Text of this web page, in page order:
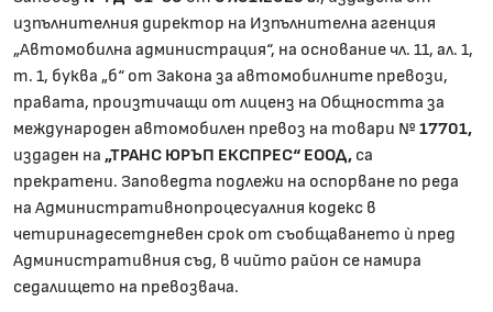
изпълнителния директор на Изпълнителна агенция
„Автомобилна администрация“, на основание чл. 11, ал. 1,
т. 1, буква „б“ от Закона за автомобилните превози,
правата, произтичащи от лиценз на Общността за
международен автомобилен превоз на товари № 17701,
издаден на „ТРАНС ЮРЪП ЕКСПРЕС“ ЕООД, са
прекратени. Заповедта подлежи на оспорване по реда
на Административнопроцесуалния кодекс в
четиринадесетдневен срок от съобщаването ѝ пред
Административния съд, в чийто район се намира
седалището на превозвача.